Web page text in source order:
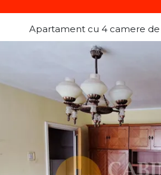
Apartament cu 4 camere de